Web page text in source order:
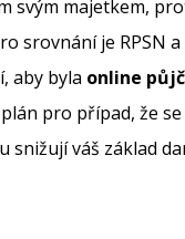
svým majetkem,
srovnání je RPSN
aby byla online
pro případ, že
snižují váš základ